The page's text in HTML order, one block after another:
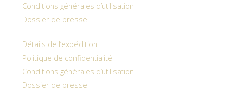
Conditions générales d’utilisation
Dossier de presse
Détails de l’expédition
Politique de confidentialité
Conditions générales d’utilisation
Dossier de presse